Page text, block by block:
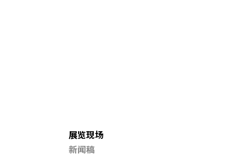
展览现场
新闻稿